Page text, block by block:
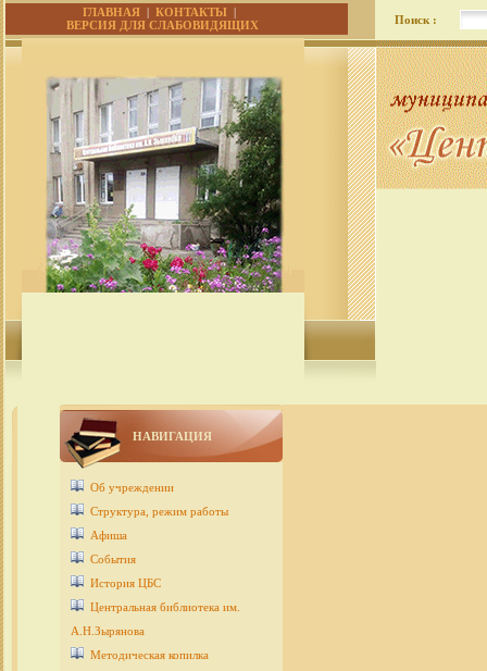
ГЛАВНАЯ |КОНТАКТЫ |
ВЕРСИЯ ДЛЯ СЛАБОВИДЯЩИХ
Поиск :
НАВИГАЦИЯ
Об учреждении
Структура, режим работы
Афиша
События
История ЦБС
Центральная библиотека им.
А.Н.Зырянова
Методическая копилка